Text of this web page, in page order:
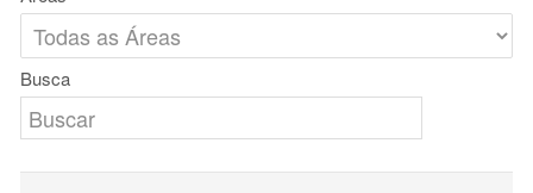
Busca